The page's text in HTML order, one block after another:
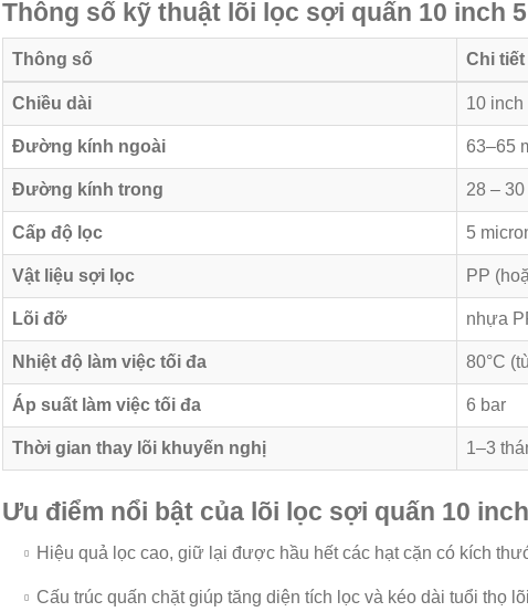
Thông số kỹ thuật lõi lọc sợi quấn 10 inch
Thông số Chi tiết
Chiều dài 10 inch
Đường kính ngoài 63–65
Đường kính trong 28 – 30
Cấp độ lọc 5
Vật liệu sợi lọc PP
Lõi đỡ nhựa
Nhiệt độ làm việc tối đa 80°C
Áp suất làm việc tối đa 6 bar
Thời gian thay lõi khuyến nghị 1–3
Ưu điểm nổi bật của lõi lọc sợi quấn 10
Hiệu quả lọc cao, giữ lại được hầu hết các hạt cặn có kích
Cấu trúc quấn chặt giúp tăng diện tích lọc và kéo dài tuổi thọ